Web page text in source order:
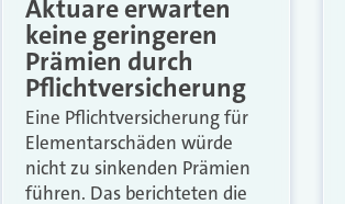
Aktuare erwarten
keine geringeren
Prämien durch
Pflichtversicherung
Eine Pflichtversicherung für
Elementarschäden würde
nicht zu sinkenden Prämien
führen. Das berichteten die